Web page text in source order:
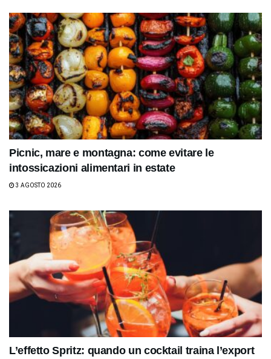
Picnic, mare e montagna: come evitare le
intossicazioni alimentari in estate
3 AGOSTO 2026
L’effetto Spritz: quando un cocktail traina l’export